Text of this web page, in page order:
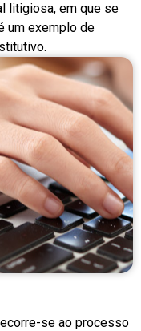
litigiosa, em que se
um exemplo de
se ao processo